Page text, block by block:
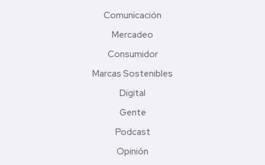
Comunicación
Mercadeo
Consumidor
Marcas Sostenibles
Digital
Gente
Podcast
Opinión